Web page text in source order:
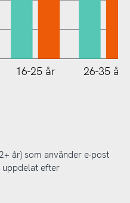
16-25 år 26-35 år
år) som använder e-post
uppdelat efter